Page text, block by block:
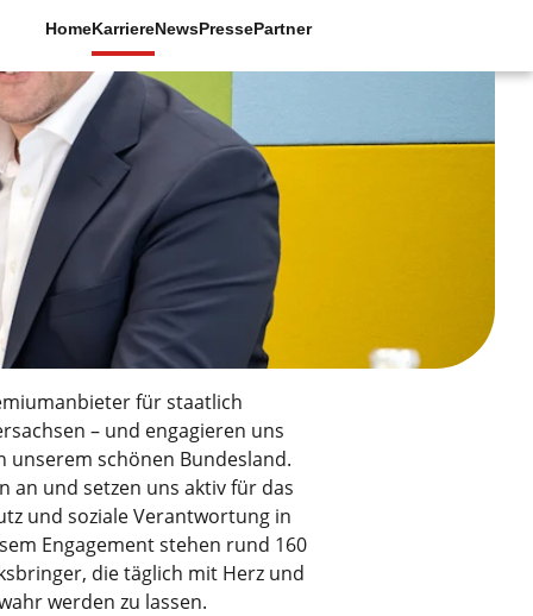
HomeKarriereNewsPressePartner
für staatlich
– und engagieren uns
schönen Bundesland.
an und setzen uns aktiv für das
und soziale Verantwortung in
Engagement stehen rund 160
die täglich mit Herz und
werden zu lassen.